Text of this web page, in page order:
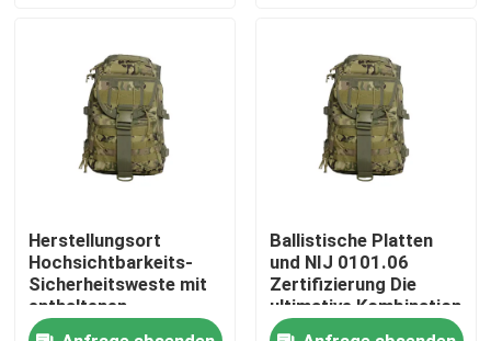
Qualitätskontrolle
Neuigkeiten
Militärische taktische Abnutzung
Militärische taktische kugelsichere Weste
Herstellungsort
Hochsichtbarkeits-
Sicherheitsweste mit
enthaltenen
ballistischen Platten
Ballistische Platten
und NIJ 0101.06
Zertifizierung Die
ultimative Kombination
für unsere militärische